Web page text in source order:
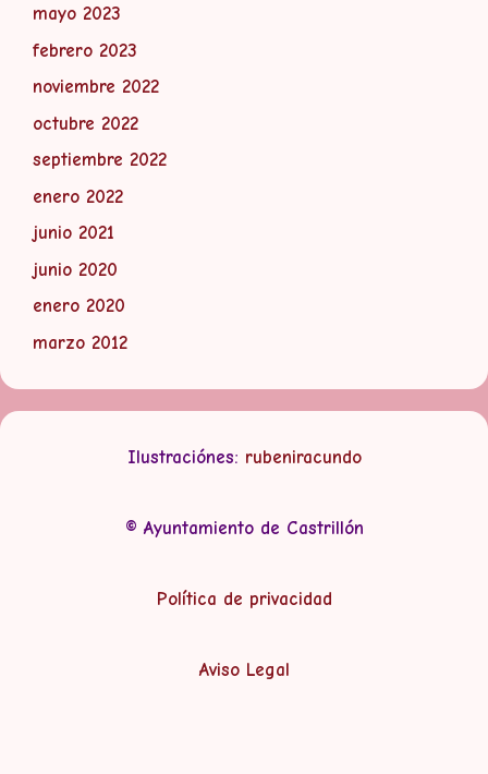
mayo 2023
febrero 2023
noviembre 2022
octubre 2022
septiembre 2022
enero 2022
junio 2021
junio 2020
enero 2020
marzo 2012
Ilustraciónes: rubeniracundo
© Ayuntamiento de Castrillón
Política de privacidad
Aviso Legal